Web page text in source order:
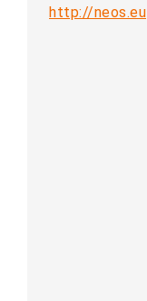
http://neos.eu